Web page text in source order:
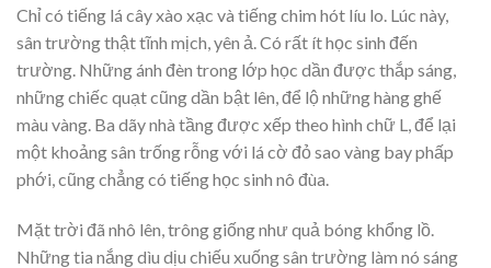
Chỉ có tiếng lá cây xào xạc và tiếng chim hót líu lo. Lúc này,
sân trường thật tĩnh mịch, yên ả. Có rất ít học sinh đến
trường. Những ánh đèn trong lớp học dần được thắp sáng,
những chiếc quạt cũng dần bật lên, để lộ những hàng ghế
màu vàng. Ba dãy nhà tầng được xếp theo hình chữ L, để lại
một khoảng sân trống rỗng với lá cờ đỏ sao vàng bay phấp
phới, cũng chẳng có tiếng học sinh nô đùa.
Mặt trời đã nhô lên, trông giống như quả bóng khổng lồ.
Những tia nắng dìu dịu chiếu xuống sân trường làm nó sáng